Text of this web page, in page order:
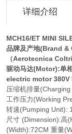
详细介绍
MCH16/ET MINI
品牌及产地(Brand
（Aerotecnica
驱动马达(Motor):单
electric motor 380V
压缩机排量
工作压力(Working
转速(Pumping Unit):
尺寸 (Dimension):高
(Width):72CM 重量